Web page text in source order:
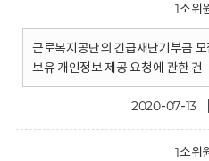
1소위
근로복지공단의 긴급재난기부금
보유 개인정보 제공 요청에 관한 건
2020-07-13
1소위